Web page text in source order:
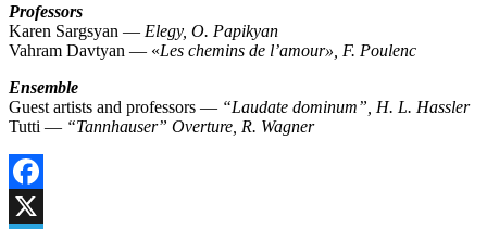
Professors
Karen Sargsyan — Elegy, O. Papikyan
Vahram Davtyan — «Les chemins de l’amour», F. Poulenc
Ensemble
Guest artists and professors — “Laudate dominum”, H. L. Hassler
Tutti — “Tannhauser” Overture, R. Wagner
Facebook